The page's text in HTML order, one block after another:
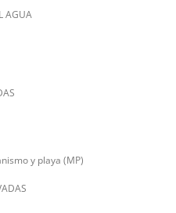
AGUA
y playa (MP)